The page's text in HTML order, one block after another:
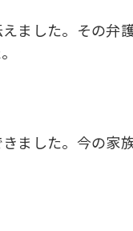
ました。その弁
ました。今の家